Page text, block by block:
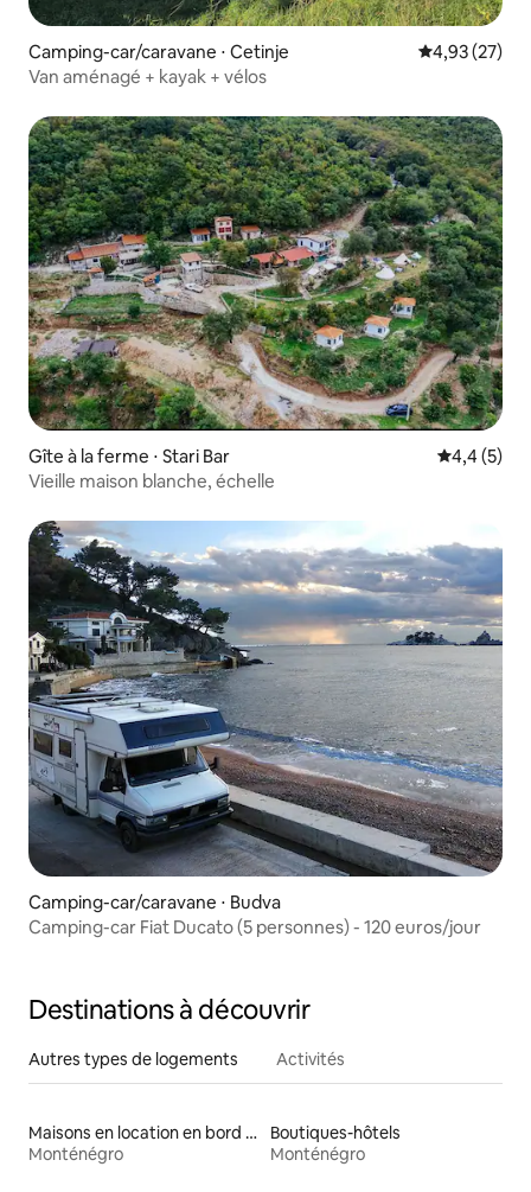
Camping-car/caravane ⋅ Cetinje Évaluation
4,93 (27)
Van aménagé + kayak + vélos
Gîte à la ferme ⋅ Stari Bar Évaluation
4,4 (5)
Vieille maison blanche, échelle
Camping-car/caravane ⋅ Budva
Camping-car Fiat Ducato (5 personnes) - 120 euros/jour
Destinations à découvrir
Autres types de logements Activités
Maisons en location en bord de mer
Monténégro
Boutiques-hôtels
Monténégro